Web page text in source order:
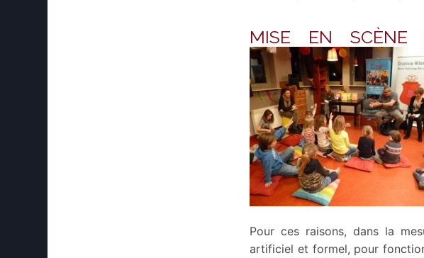
MISE EN
Pour ces raisons, dans la
artificiel et formel, pour